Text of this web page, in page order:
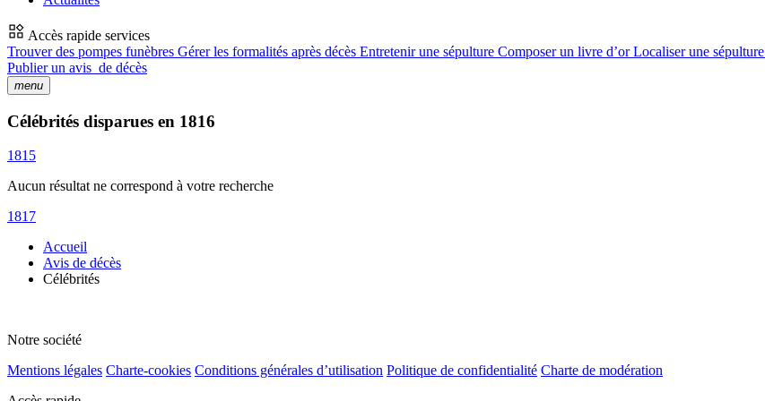
Accès rapide services
Trouver des pompes funèbres Gérer les formalités après décès Entretenir une sépulture Composer un livre d’orLocaliser une sépulture
Publier un avis de décès
menu
Célébrités disparues en 1816
1815
Aucun résultat ne correspond à votre recherche
1817
Accueil
Avis de décès
Célébrités
Notre société
Mentions légales Charte-cookies Conditions générales d’utilisation Politique de confidentialité Charte de modération